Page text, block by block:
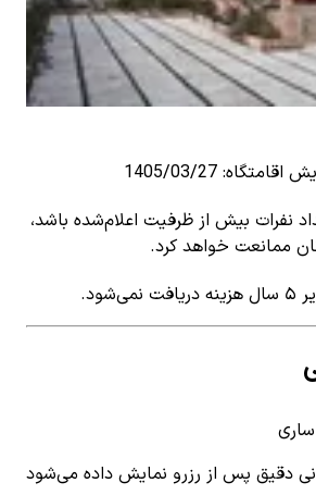
ویلا با استخر سرپوشیده آبگرم در
اقامتگاه:
1405/03/27
نفرات بیش از ظرفیت اعلام‌شده باشد،
ممانعت خواهد کرد.
ساری